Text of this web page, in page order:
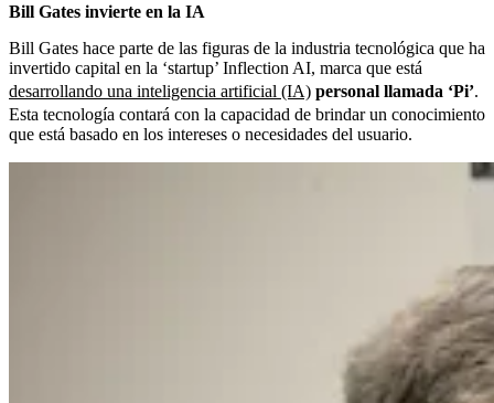
Bill Gates invierte en la IA
Bill Gates hace parte de las figuras de la industria tecnológica que ha
invertido capital en la ‘startup’ Inflection AI, marca que está
desarrollando una inteligencia artificial (IA) personal llamada ‘Pi’.
Esta tecnología contará con la capacidad de brindar un conocimiento
que está basado en los intereses o necesidades del usuario.